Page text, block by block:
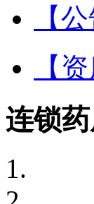
【
【
连锁